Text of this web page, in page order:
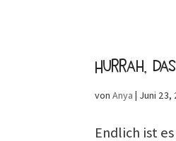
Hurrah,
vonAnya | Juni 23,
Endlich ist